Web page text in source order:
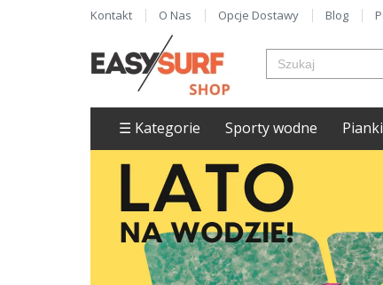
Kontakt O Nas Opcje Dostawy Blog
☰ Kategorie Sporty wodne Pianki